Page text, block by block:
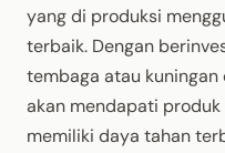
yang di produksi
terbaik. Dengan
tembaga atau
akan mendapati
memiliki daya tahan